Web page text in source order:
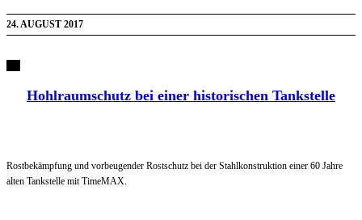
24. AUGUST 2017
Hohlraumschutz bei einer historischen Tankstelle
Rostbekämpfung und vorbeugender Rostschutz bei der Stahlkonstruktion einer 60 Jahre
alten Tankstelle mit TimeMAX.